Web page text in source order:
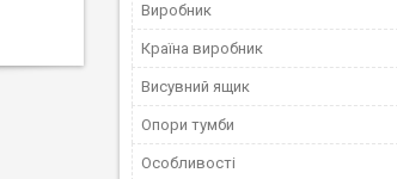
Виробник
Країна виробник
Висувний ящик
Опори тумби
Особливості